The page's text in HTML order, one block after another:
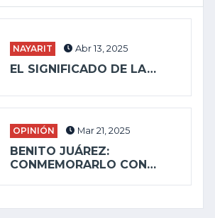
NAYARIT Abr 13, 2025
EL SIGNIFICADO DE LA…
OPINIÓN Mar 21, 2025
BENITO JUÁREZ:
CONMEMORARLO CON…